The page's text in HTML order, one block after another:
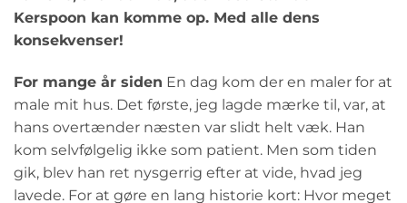
Kerspoon kan komme op. Med alle dens
konsekvenser!
For mange år siden En dag kom der en maler for at
male mit hus. Det første, jeg lagde mærke til, var, at
hans overtænder næsten var slidt helt væk. Han
kom selvfølgelig ikke som patient. Men som tiden
gik, blev han ret nysgerrig efter at vide, hvad jeg
lavede. For at gøre en lang historie kort: Hvor meget